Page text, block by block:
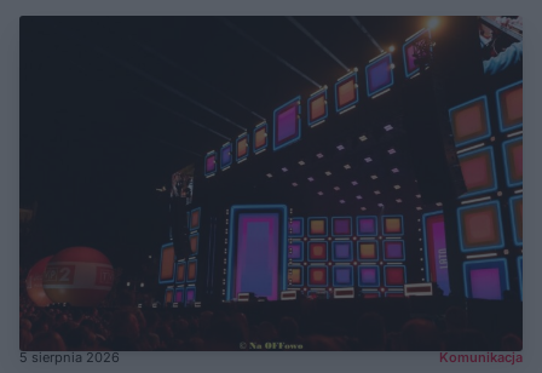
5 sierpnia 2026 Komunikacja